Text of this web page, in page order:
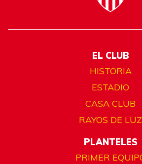
EL CLUB
HISTORIA
ESTADIO
CASA CLUB
RAYOS DE LUZ
PLANTELES
PRIMER